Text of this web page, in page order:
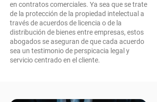
en contratos comerciales. Ya sea que se trate
de la protección de la propiedad intelectual a
través de acuerdos de licencia o de la
distribución de bienes entre empresas, estos
abogados se aseguran de que cada acuerdo
sea un testimonio de perspicacia legal y
servicio centrado en el cliente.